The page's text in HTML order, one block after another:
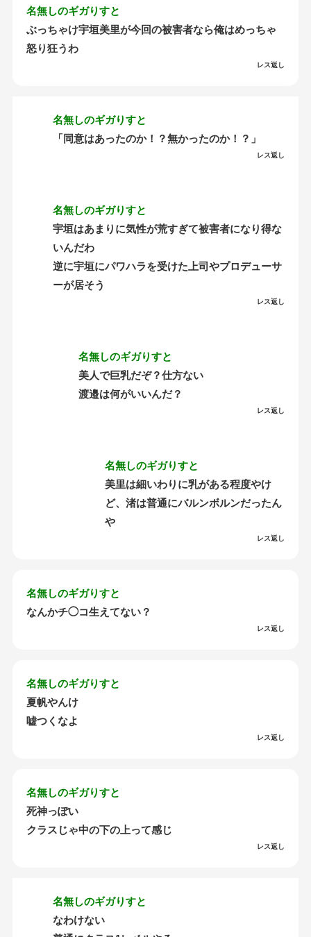
名無しのギガりすと
ぶっちゃけ宇垣美里が今回の被害者なら俺はめっちゃ
怒り狂うわ
レス返し
名無しのギガりすと
「同意はあったのか！？無かったのか！？」
レス返し
名無しのギガりすと
宇垣はあまりに気性が荒すぎて被害者になり得な
いんだわ
逆に宇垣にパワハラを受けた上司やプロデューサ
ーが居そう
レス返し
名無しのギガりすと
美人で巨乳だぞ？仕方ない
渡邉は何がいいんだ？
レス返し
名無しのギガりすと
美里は細いわりに乳がある程度やけ
ど、渚は普通にバルンボルンだったん
や
レス返し
名無しのギガりすと
なんかチ◯コ生えてない？
レス返し
名無しのギガりすと
夏帆やんけ
嘘つくなよ
レス返し
名無しのギガりすと
死神っぽい
クラスじゃ中の下の上って感じ
レス返し
名無しのギガりすと
なわけない